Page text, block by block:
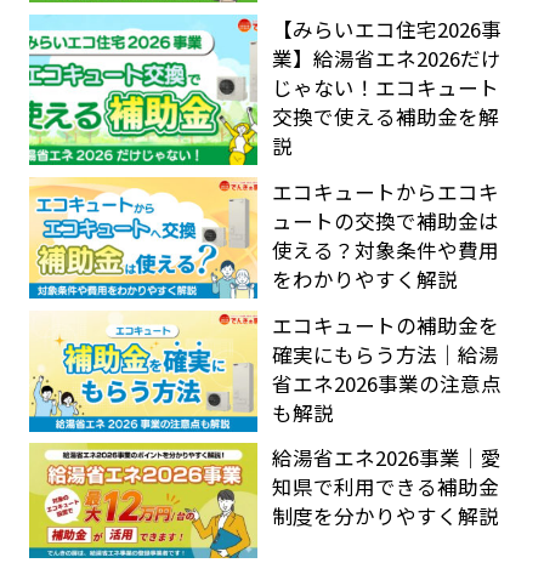
【みらいエコ住宅2026事
業】給湯省エネ2026だけ
じゃない！エコキュート
交換で使える補助金を解
説
エコキュートからエコキ
ュートの交換で補助金は
使える？対象条件や費用
をわかりやすく解説
エコキュートの補助金を
確実にもらう方法｜給湯
省エネ2026事業の注意点
も解説
給湯省エネ2026事業｜愛
知県で利用できる補助金
制度を分かりやすく解説